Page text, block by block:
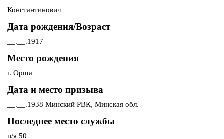
Константинович
Дата рождения/Возраст
__.__.1917
Место рождения
г. Орша
Дата и место призыва
__.__.1938 Минский РВК, Минская обл.
Последнее место службы
п/я 50